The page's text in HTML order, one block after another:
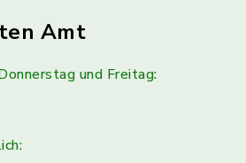
Amt
und Freitag: